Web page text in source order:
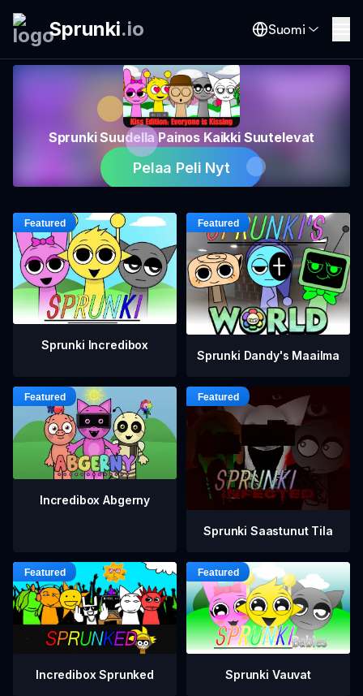
Sprunki.io Suomi
Sprunki Suudella Painos Kaikki Suutelevat
Pelaa Peli Nyt
Sprunki Incredibox
Sprunki Dandy's Maailma
Incredibox Abgerny
Sprunki Saastunut Tila
Incredibox Sprunked Sprunki Vauvat